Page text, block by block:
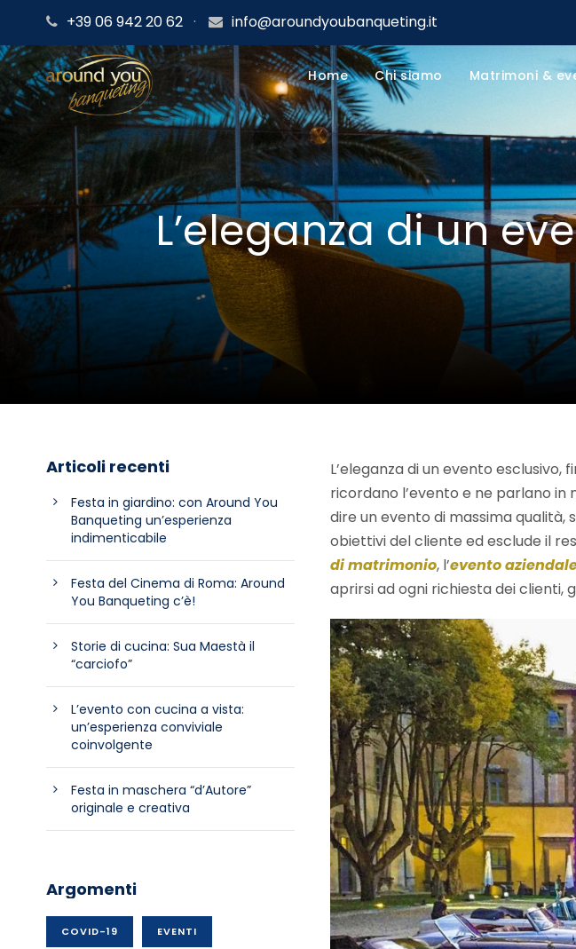
+39 06 942 20 62 · info@aroundyoubanqueting.it
Home Chi siamo Matrimoni &
L’eleganza di un
L’eleganza di un evento
ricordano l’evento e ne parlano in
dire un evento di massima qualità,
obiettivi del cliente ed esclude il
di matrimonio, l’evento
aprirsi ad ogni richiesta dei clienti,
Articoli recenti
Festa in giardino: con Around You
Banqueting un’esperienza
indimenticabile
Festa del Cinema di Roma: Around
You Banqueting c’è!
Storie di cucina: Sua Maestà il
“carciofo”
L’evento con cucina a vista:
un’esperienza conviviale
coinvolgente
Festa in maschera “d’Autore”
originale e creativa
Argomenti
COVID-19 EVENTI